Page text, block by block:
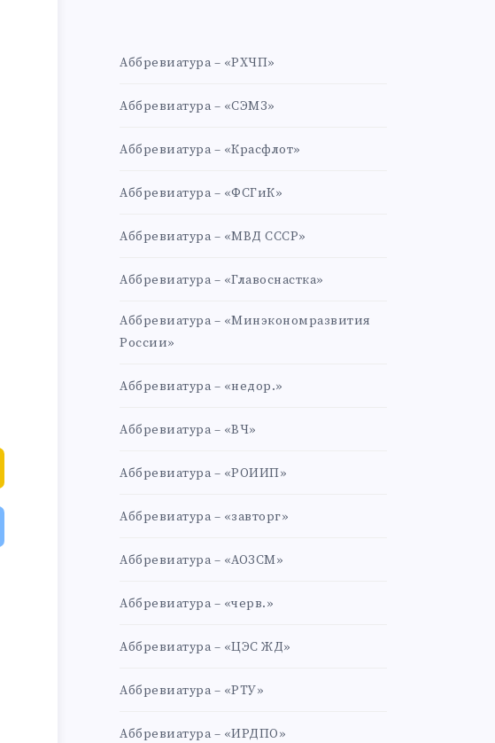
Аббревиатура – «РХЧП»
Аббревиатура – «СЭМЗ»
Аббревиатура – «Красфлот»
Аббревиатура – «ФСГиК»
Аббревиатура – «МВД СССР»
Аббревиатура – «Главоснастка»
Аббревиатура – «Минэкономразвития
России»
Аббревиатура – «недор.»
Аббревиатура – «ВЧ»
Аббревиатура – «РОИИП»
Аббревиатура – «завторг»
Аббревиатура – «АОЗСМ»
Аббревиатура – «черв.»
Аббревиатура – «ЦЭС ЖД»
Аббревиатура – «РТУ»
Аббревиатура – «ИРДПО»